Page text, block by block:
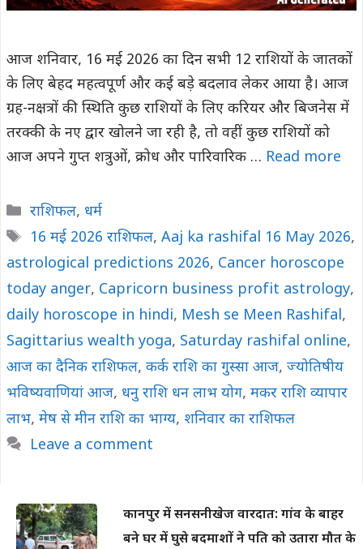
आज शनिवार, 16 मई 2026 का दिन सभी 12 राशियों के जातकों
के लिए बेहद महत्वपूर्ण और कई बड़े बदलाव लेकर आया है। आज
ग्रह-नक्षत्रों की स्थिति कुछ राशियों के लिए करियर और बिजनेस में
तरक्की के नए द्वार खोलने जा रही है, तो वहीं कुछ राशियों को
आज अपने गुप्त शत्रुओं, क्रोध और पारिवारिक … Read more
Categories
राशिफल, धर्म
Tags
16 मई 2026 राशिफल, Aaj ka rashifal 16 May 2026,
astrological predictions 2026, Cancer horoscope
today anger, Capricorn business profit astrology,
daily horoscope in hindi, Mesh se Meen Rashifal,
Sagittarius wealth yoga, Saturday rashifal online,
आज का दैनिक राशिफल, कर्क राशि का गुस्सा आज, ज्योतिषीय
भविष्यवाणियां आज, धनु राशि धन लाभ योग, मकर राशि व्यापार
लाभ, मेष से मीन राशि का भाग्य, शनिवार का राशिफल
Leave a comment
कानपुर में सनसनीखेज वारदात: गांव के बाहर
बने घर में घुसे बदमाशों ने पति को उतारा मौत के